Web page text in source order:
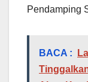
Pendamping
BACA :